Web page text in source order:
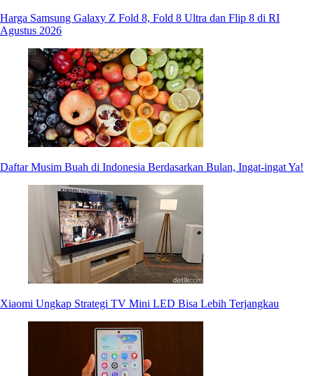
Harga Samsung Galaxy Z Fold 8, Fold 8 Ultra dan Flip 8 di RI
Agustus 2026
Daftar Musim Buah di Indonesia Berdasarkan Bulan, Ingat-ingat Ya!
Xiaomi Ungkap Strategi TV Mini LED Bisa Lebih Terjangkau